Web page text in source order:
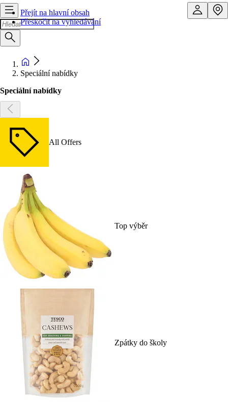
Přejít na hlavní obsah
Přeskočit na vyhledávání
Speciální nabídky
Speciální nabídky
All Offers
Top výběr
Zpátky do školy